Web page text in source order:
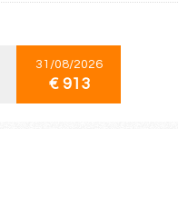
31/08/2026
€ 913